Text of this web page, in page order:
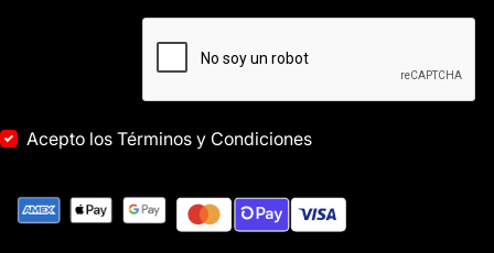
Acepto los Términos y Condiciones